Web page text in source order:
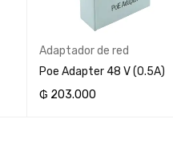
Adaptador de red
Poe Adapter 48 V (0.5A)
₲ 203.000